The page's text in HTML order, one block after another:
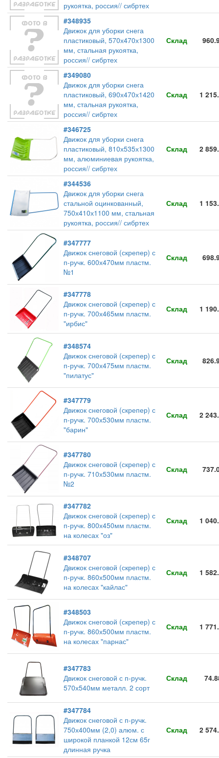
рукоятка, россия// сибртех
#348935
Движок для уборки снега
пластиковый, 570х470х1300
мм, стальная рукоятка,
россия// сибртех
Склад
#349080
Движок для уборки снега
пластиковый, 690х470х1420
мм, стальная рукоятка,
россия// сибртех
Склад 1
#346725
Движок для уборки снега
пластиковый, 810х535х1300
мм, алюминиевая рукоятка,
россия// сибртех
Склад 2
#344536
Движок для уборки снега
стальной оцинкованный,
750х410х1100 мм, стальная
рукоятка, россия// сибртех
Склад 1
#347777
Движок снеговой (скрепер) с
п-ручк. 600х470мм пластм.
№1
Склад
#347778
Движок снеговой (скрепер) с
п-ручк. 700х465мм пластм.
"ирбис"
Склад 1
#348574
Движок снеговой (скрепер) с
п-ручк. 700х475мм пластм.
"пилатус"
Склад
#347779
Движок снеговой (скрепер) с
п-ручк. 700х530мм пластм.
"барин"
Склад 2
#347780
Движок снеговой (скрепер) с
п-ручк. 710х530мм пластм.
№2
Склад
#347782
Движок снеговой (скрепер) с
п-ручк. 800х450мм пластм.
на колесах "оз"
Склад 1
#348707
Движок снеговой (скрепер) с
п-ручк. 860х500мм пластм.
на колесах "кайлас"
Склад 1
#348503
Движок снеговой (скрепер) с
п-ручк. 860х500мм пластм.
на колесах "парнас"
Склад 1
#347783
Движок снеговой с п-ручк.
570х540мм металл. 2 сорт
Склад
#347784
Движок снеговой с п-ручк.
750х400мм (2,0) алюм. с
широкой планкой 12см 65г
длинная ручка
Склад 2